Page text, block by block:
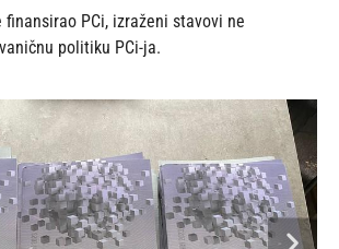
PCi, izraženi stavovi ne
politiku PCi-ja.